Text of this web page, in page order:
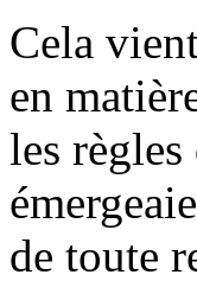
Cela
en
les
de toute